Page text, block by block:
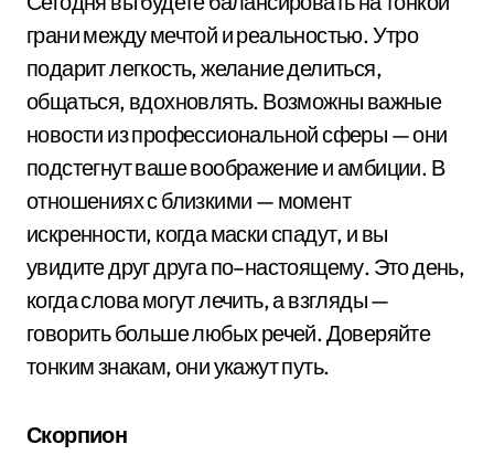
грани между мечтой и реальностью. Утро
подарит легкость, желание делиться,
общаться, вдохновлять. Возможны важные
новости из профессиональной сферы — они
подстегнут ваше воображение и амбиции. В
отношениях с близкими — момент
искренности, когда маски спадут, и вы
увидите друг друга по–настоящему. Это день,
когда слова могут лечить, а взгляды —
говорить больше любых речей. Доверяйте
тонким знакам, они укажут путь.
Скорпион